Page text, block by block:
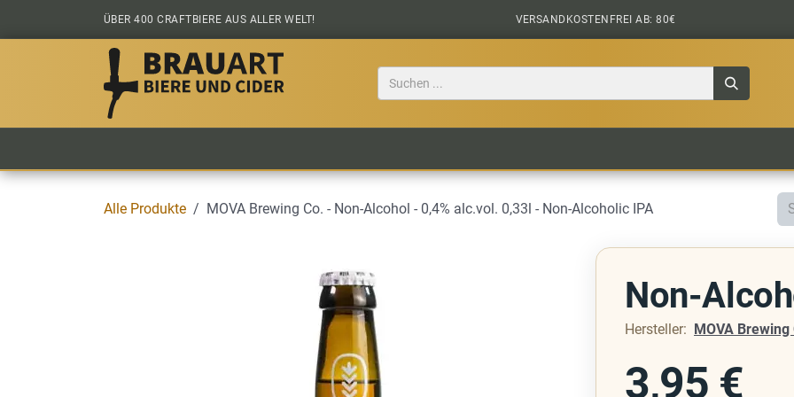
Zum Inhalt springen
ÜBER 400 CRAFTBIERE AUS ALLER WELT! VERSANDKOSTENFREI AB: 80€
Alle Produkte MOVA Brewing Co. - Non-Alcohol - 0,4% alc.vol. 0,33l - Non-Alcoholic IPA
Non-
Hersteller: MOVA Brewing
3,95 €